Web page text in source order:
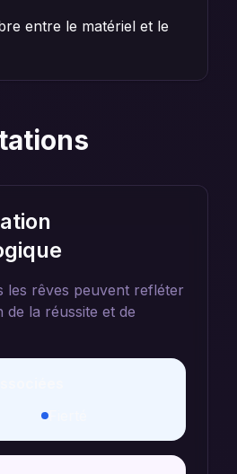
entre le matériel et le
les rêves peuvent refléter
la réussite et de
Fierté